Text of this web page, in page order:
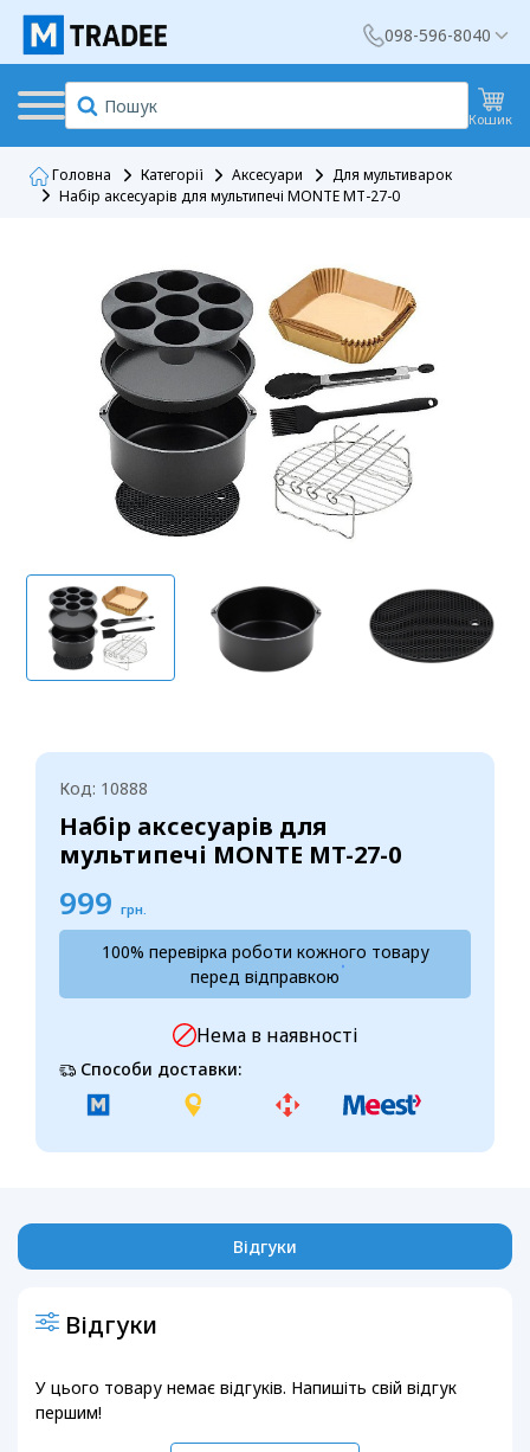
098-596-8040
Кошик
Головна Категорії Аксесуари
Для мультиварок
Набір аксесуарів для мультипечі MONTE MT-27-0
Код: 10888
Набір аксесуарів для
мультипечі MONTE MT-27-0
999 грн.
100% перевірка роботи кожного товару
перед відправкою
Нема в наявності
Способи доставки:
Відгуки
Відгуки
У цього товару немає відгуків. Напишіть свій відгук
першим!